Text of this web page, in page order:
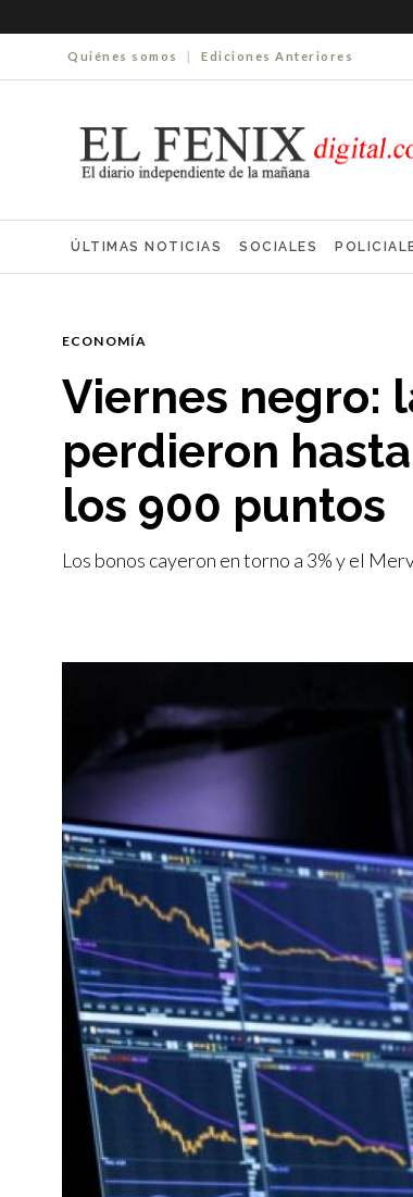
Quiénes somos | Ediciones Anteriores
ÚLTIMAS NOTICIAS SOCIALES
ECONOMÍA
Viernes negro:
perdieron
los 900 puntos
Los bonos cayeron en torno a 3% y el